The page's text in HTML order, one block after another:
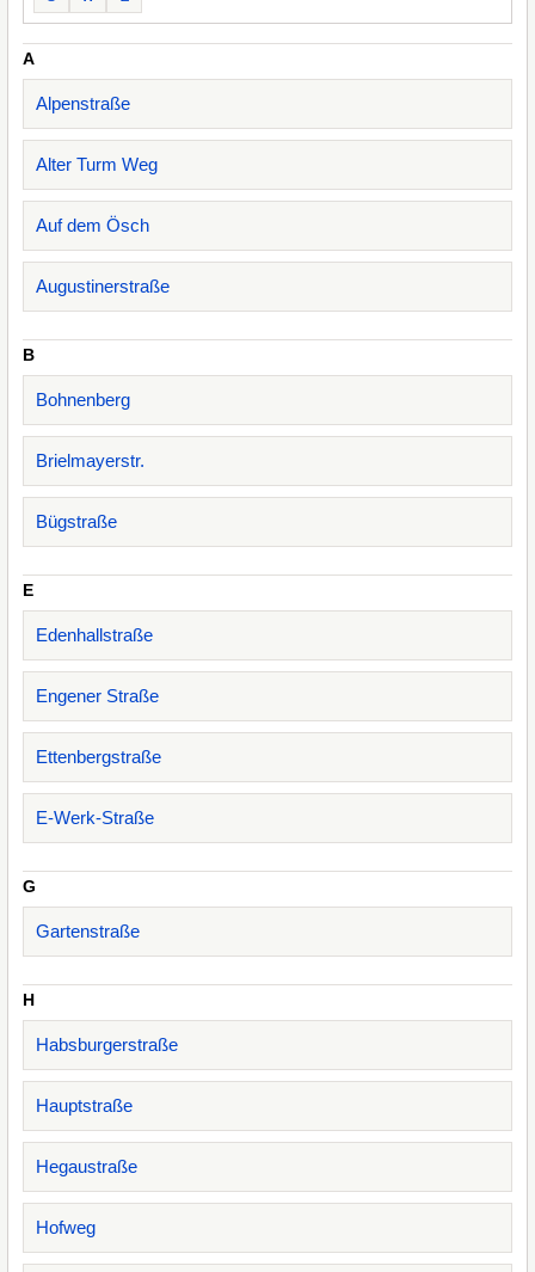
A
Alpenstraße
Alter Turm Weg
Auf dem Ösch
Augustinerstraße
B
Bohnenberg
Brielmayerstr.
Bügstraße
E
Edenhallstraße
Engener Straße
Ettenbergstraße
E-Werk-Straße
G
Gartenstraße
H
Habsburgerstraße
Hauptstraße
Hegaustraße
Hofweg